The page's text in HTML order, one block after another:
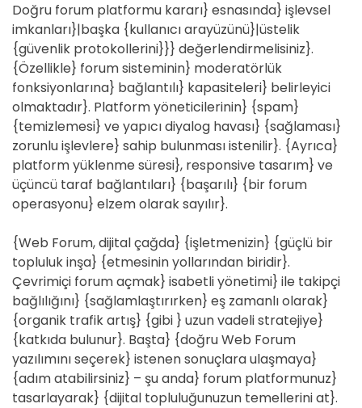
Doğru forum platformu kararı} esnasında} işlevsel
imkanları}|başka {kullanıcı arayüzünü}|üstelik
{güvenlik protokollerini}}} değerlendirmelisiniz}.
{Özellikle} forum sisteminin} moderatörlük
fonksiyonlarına} bağlantılı} kapasiteleri} belirleyici
olmaktadır}. Platform yöneticilerinin} {spam}
{temizlemesi} ve yapıcı diyalog havası} {sağlaması}
zorunlu işlevlere} sahip bulunması istenilir}. {Ayrıca}
platform yüklenme süresi}, responsive tasarım} ve
üçüncü taraf bağlantıları} {başarılı} {bir forum
operasyonu} elzem olarak sayılır}.
{Web Forum, dijital çağda} {işletmenizin} {güçlü bir
topluluk inşa} {etmesinin yollarından biridir}.
Çevrimiçi forum açmak} isabetli yönetimi} ile takipçi
bağlılığını} {sağlamlaştırırken} eş zamanlı olarak}
{organik trafik artış} {gibi } uzun vadeli stratejiye}
{katkıda bulunur}. Başta} {doğru Web Forum
yazılımını seçerek} istenen sonuçlara ulaşmaya}
{adım atabilirsiniz} – şu anda} forum platformunuz}
tasarlayarak} {dijital topluluğunuzun temellerini at}.